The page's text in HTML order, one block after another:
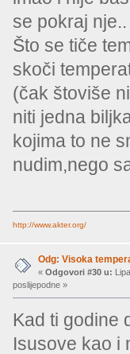
se pokraj nje..
Što se tiče
skoči
(čak štoviše
niti jedna
kojima to ne
nudim,nego
http://www.akter.org/
Odg: Visoka
« Odgovori #30 u:
poslijepodne »
Kad ti godine
Isusove kao i